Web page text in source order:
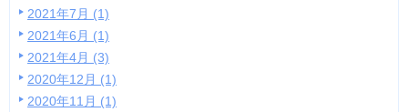
2021年7月 (1)
2021年6月 (1)
2021年4月 (3)
2020年12月 (1)
2020年11月 (1)